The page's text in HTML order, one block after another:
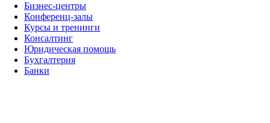
Бизнес-центры
Конференц-залы
Курсы и тренинги
Консалтинг
Юридическая помощь
Бухгалтерия
Банки